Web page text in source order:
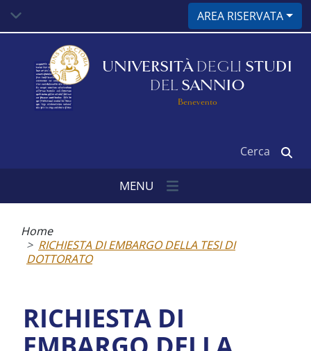
contenuto
AREA RISERVATA
UNIVERSITÀ DEGLI STUDI
DEL SANNIO
Benevento
MENU
pane
Home
RICHIESTA DI EMBARGO DELLA TESI DI
DOTTORATO
RICHIESTA DI